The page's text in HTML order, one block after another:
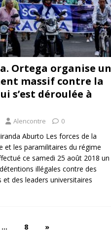
Ortega organise un
massif contre la
s’est déroulée à
Alencontre 0
Aburto Les forces de la
et les paramilitaires du régime
ce samedi 25 août 2018 un
illégales contre des
et des leaders universitaires
… 8 »